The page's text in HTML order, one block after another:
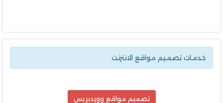
خدمات تصميم مواقع الانترنت
تصميم مواقع ووردبريس